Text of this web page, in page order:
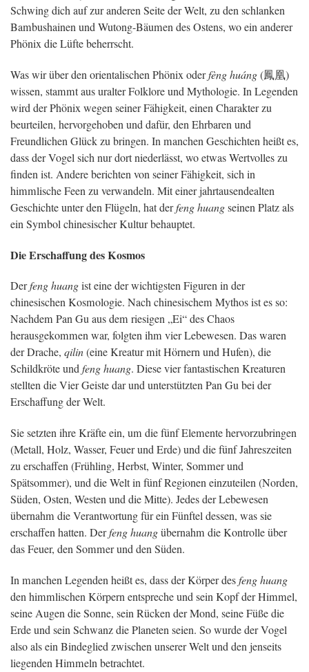
Schwing dich auf zur anderen Seite der Welt, zu den schlanken
Bambushainen und Wutong-Bäumen des Ostens, wo ein anderer
Phönix die Lüfte beherrscht.
Was wir über den orientalischen Phönix oderfèng huáng(鳳凰)
wissen, stammt aus uralter Folklore und Mythologie. In Legenden
wird der Phönix wegen seiner Fähigkeit, einen Charakter zu
beurteilen, hervorgehoben und dafür, den Ehrbaren und
Freundlichen Glück zu bringen. In manchen Geschichten heißt es,
dass der Vogel sich nur dort niederlässt, wo etwas Wertvolles zu
finden ist. Andere berichten von seiner Fähigkeit, sich in
himmlische Feen zu verwandeln. Mit einer jahrtausendealten
Geschichte unter den Flügeln, hat derfeng huangseinen Platz als
ein Symbol chinesischer Kultur behauptet.
Die Erschaffung des Kosmos
Derfeng huangist eine der wichtigsten Figuren in der
chinesischen Kosmologie. Nach chinesischem Mythos ist es so:
Nachdem Pan Gu aus dem riesigen „Ei“ des Chaos
herausgekommen war, folgten ihm vier Lebewesen. Das waren
der Drache, qilin(eine Kreatur mit Hörnern und Hufen), die
Schildkröte undfeng huang. Diese vier fantastischen Kreaturen
stellten die Vier Geiste dar und unterstützten Pan Gu bei der
Erschaffung der Welt.
Sie setzten ihre Kräfte ein, um die fünf Elemente hervorzubringen
(Metall, Holz, Wasser, Feuer und Erde) und die fünf Jahreszeiten
zu erschaffen (Frühling, Herbst, Winter, Sommer und
Spätsommer), und die Welt in fünf Regionen einzuteilen (Norden,
Süden, Osten, Westen und die Mitte). Jedes der Lebewesen
übernahm die Verantwortung für ein Fünftel dessen, was sie
erschaffen hatten. Derfeng huangübernahm die Kontrolle über
das Feuer, den Sommer und den Süden.
In manchen Legenden heißt es, dass der Körper desfeng huang
den himmlischen Körpern entspreche und sein Kopf der Himmel,
seine Augen die Sonne, sein Rücken der Mond, seine Füße die
Erde und sein Schwanz die Planeten seien. So wurde der Vogel
also als ein Bindeglied zwischen unserer Welt und den jenseits
liegenden Himmeln betrachtet.